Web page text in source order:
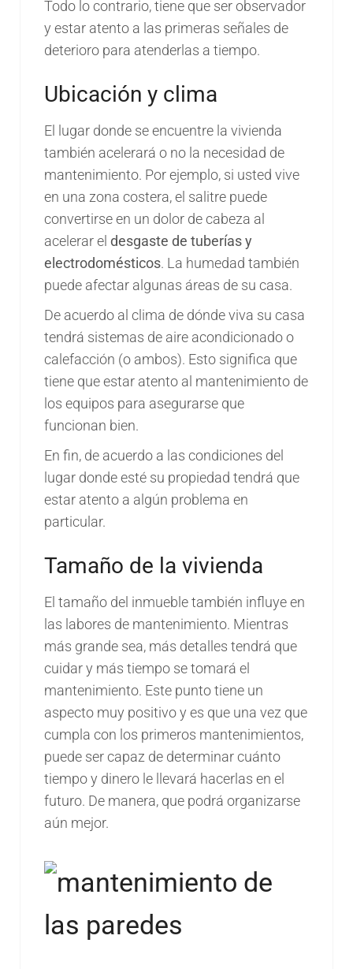
Todo lo contrario, tiene que ser observador
y estar atento a las primeras señales de
deterioro para atenderlas a tiempo.
Ubicación y clima
El lugar donde se encuentre la vivienda
también acelerará o no la necesidad de
mantenimiento. Por ejemplo, si usted vive
en una zona costera, el salitre puede
convertirse en un dolor de cabeza al
acelerar el desgaste de tuberías y
electrodomésticos. La humedad también
puede afectar algunas áreas de su casa.
De acuerdo al clima de dónde viva su casa
tendrá sistemas de aire acondicionado o
calefacción (o ambos). Esto significa que
tiene que estar atento al mantenimiento de
los equipos para asegurarse que
funcionan bien.
En fin, de acuerdo a las condiciones del
lugar donde esté su propiedad tendrá que
estar atento a algún problema en
particular.
Tamaño de la vivienda
El tamaño del inmueble también influye en
las labores de mantenimiento. Mientras
más grande sea, más detalles tendrá que
cuidar y más tiempo se tomará el
mantenimiento. Este punto tiene un
aspecto muy positivo y es que una vez que
cumpla con los primeros mantenimientos,
puede ser capaz de determinar cuánto
tiempo y dinero le llevará hacerlas en el
futuro. De manera, que podrá organizarse
aún mejor.